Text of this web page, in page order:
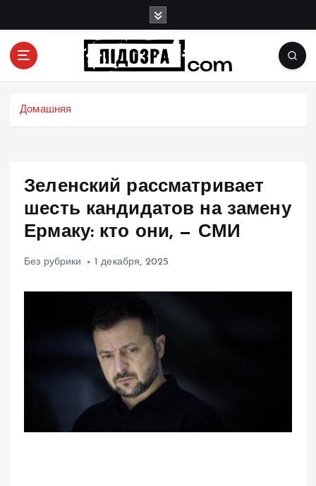
Подозрения и факты преступных действий в
Домашняя
Зеленский рассматривает
шесть кандидатов на замену
Ермаку: кто они, — СМИ
Без рубрики 1 декабря, 2025